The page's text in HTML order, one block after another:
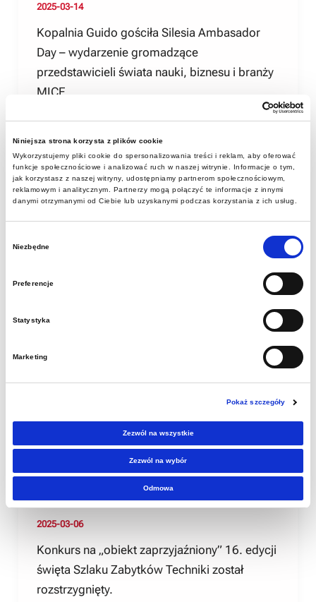
Niniejsza strona korzysta z plików cookie
Wykorzystujemy pliki cookie do spersonalizowania treści i reklam, aby oferować
funkcje społecznościowe i analizować ruch w naszej witrynie. Informacje o tym,
jak korzystasz z naszej witryny, udostępniamy partnerom społecznościowym,
reklamowym i analitycznym. Partnerzy mogą połączyć te informacje z innymi
danymi otrzymanymi od Ciebie lub uzyskanymi podczas korzystania z ich usług.
Niezbędne
Preferencje
Statystyka
Marketing
Pokaż szczegóły
Zezwól na wszystkie
Zezwól na wybór
Odmowa
2025-03-14
Kopalnia Guido gościła Silesia Ambasador
Day – wydarzenie gromadzące
przedstawicieli świata nauki, biznesu i branży
MICE.
Znamy obiekty
tegorocznej
INDUSTRIADY
2025-03-06
Konkurs na „obiekt zaprzyjaźniony” 16. edycji
święta Szlaku Zabytków Techniki został
rozstrzygnięty.